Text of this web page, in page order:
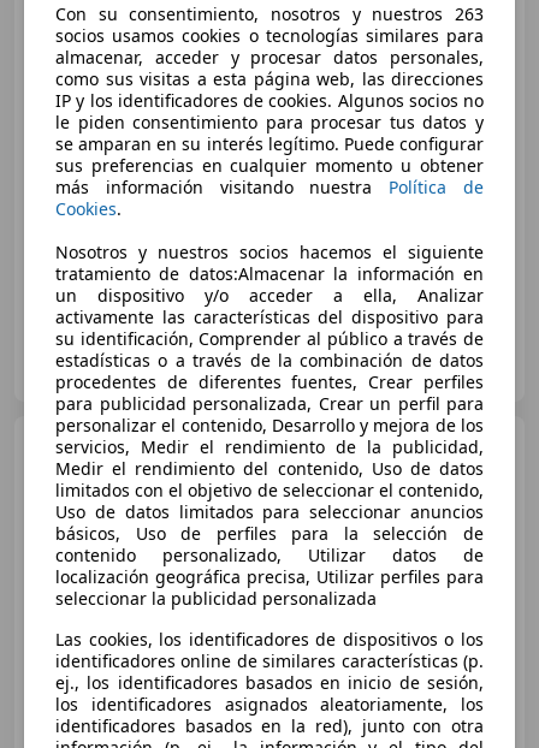
€ 6.500
Particular
ES-50002 Zaragoza
Yamaha MT-07Limitada
Para El A2
€ 6.900
Con su consentimiento, nosotros y nuestros 263
socios usamos cookies o tecnologías similares para
almacenar, acceder y procesar datos personales,
como sus visitas a esta página web, las direcciones
IP y los identificadores de cookies. Algunos socios no
le piden consentimiento para procesar tus datos y
se amparan en su interés legítimo. Puede configurar
sus preferencias en cualquier momento u obtener
más información visitando nuestra Política de
Cookies.
Nosotros y nuestros socios hacemos el siguiente
tratamiento de datos:Almacenar la información en
un dispositivo y/o acceder a ella, Analizar
activamente las características del dispositivo para
su identificación, Comprender al público a través de
estadísticas o a través de la combinación de datos
procedentes de diferentes fuentes, Crear perfiles
para publicidad personalizada, Crear un perfil para
personalizar el contenido, Desarrollo y mejora de los
servicios, Medir el rendimiento de la publicidad,
Medir el rendimiento del contenido, Uso de datos
limitados con el objetivo de seleccionar el contenido,
Uso de datos limitados para seleccionar anuncios
básicos, Uso de perfiles para la selección de
contenido personalizado, Utilizar datos de
localización geográfica precisa, Utilizar perfiles para
seleccionar la publicidad personalizada
Las cookies, los identificadores de dispositivos o los
identificadores online de similares características (p.
ej., los identificadores basados en inicio de sesión,
los identificadores asignados aleatoriamente, los
identificadores basados en la red), junto con otra